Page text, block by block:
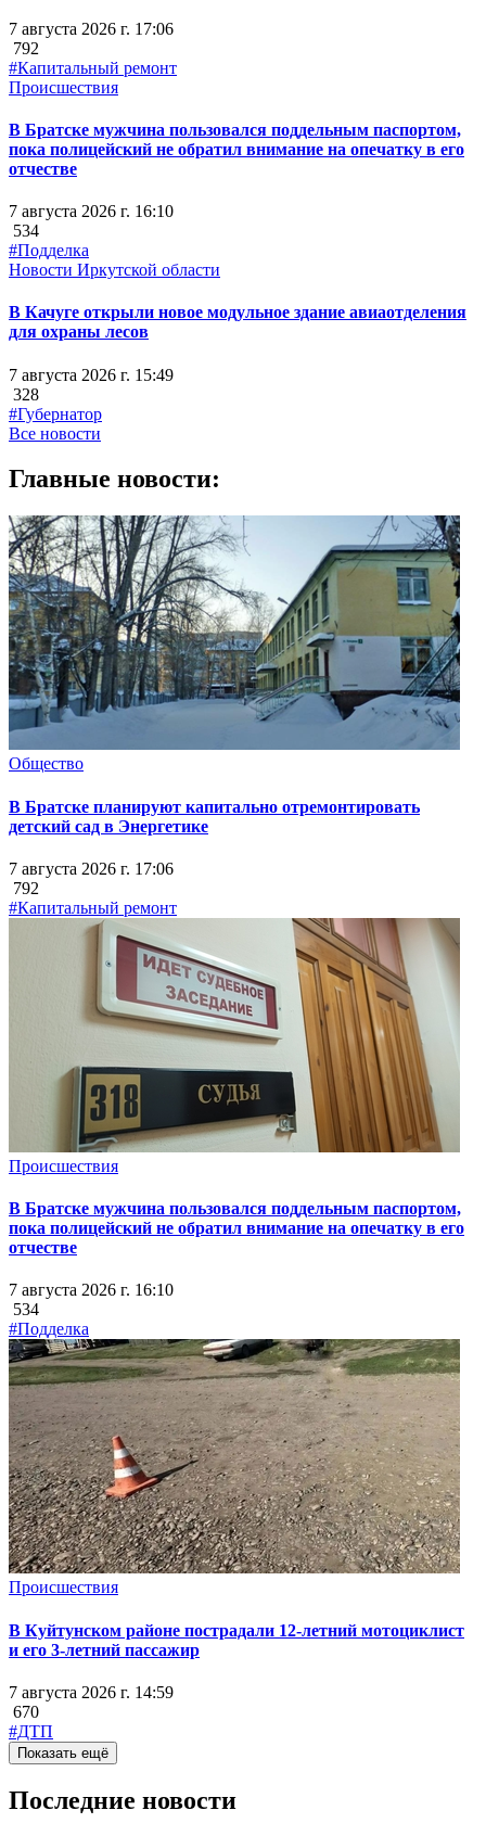
7 августа 2026 г. 17:06
792
#Капитальный ремонт
Происшествия
В Братске мужчина пользовался поддельным паспортом,
пока полицейский не обратил внимание на опечатку в его
отчестве
7 августа 2026 г. 16:10
534
#Подделка
Новости Иркутской области
В Качуге открыли новое модульное здание авиаотделения
для охраны лесов
7 августа 2026 г. 15:49
328
#Губернатор
Все новости
Главные новости:
Общество
В Братске планируют капитально отремонтировать
детский сад в Энергетике
7 августа 2026 г. 17:06
792
#Капитальный ремонт
Происшествия
В Братске мужчина пользовался поддельным паспортом,
пока полицейский не обратил внимание на опечатку в его
отчестве
7 августа 2026 г. 16:10
534
#Подделка
Происшествия
В Куйтунском районе пострадали 12-летний мотоциклист
и его 3-летний пассажир
7 августа 2026 г. 14:59
670
#ДТП
Показать ещё
Последние новости